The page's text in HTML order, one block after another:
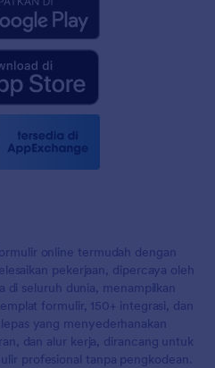
online termudah dengan
pekerjaan, dipercaya oleh
di seluruh dunia, menampilkan
formulir, 150+ integrasi, dan
yang menyederhanakan
dan alur kerja, dirancang untuk
profesional tanpa pengkodean.